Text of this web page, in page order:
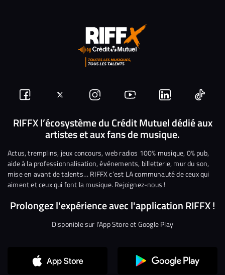
Suivez-
nous
Facebook
Suivez-
nous
sur
Twitter
Nous
rejoindre
sur
Instagram
Nous
rejoindre
sur
YouTube
Nous
rejoindre
sur
Linkedin
Nous
RIFFX l’écosystème du Crédit Mutuel dédié aux
artistes et aux fans de musique.
Actus, tremplins, jeux concours, web radios 100% musique, 0% pub,
aide à la professionnalisation, événements, billetterie, mur du son,
mise en avant de talents… RIFFX c’est LA communauté de ceux qui
aiment et ceux qui font la musique. Rejoignez-nous !
Prolongez l'expérience avec l'application RIFFX !
Disponible sur l'App Store et Google Play